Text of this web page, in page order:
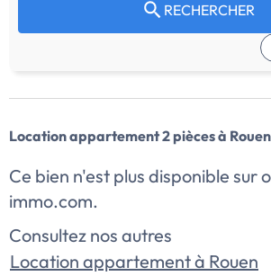
RECHERCHER
Location appartement 2 pièces à
Ce bien n'est plus disponible sur
immo.com.
Consultez nos autres
Location appartement à Rouen